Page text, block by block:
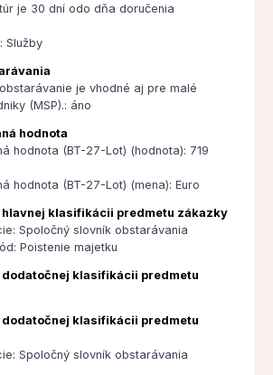
je 30 dní odo dňa doručenia
Služby
je vhodné aj pre malé
(MSP).: áno
hodnota
hodnota (BT-27-Lot) (hodnota): 719
hodnota (BT-27-Lot) (mena): Euro
hlavnej klasifikácii predmetu zákazky
Spoločný slovník obstarávania
Poistenie majetku
dodatočnej klasifikácii predmetu
dodatočnej klasifikácii predmetu
Spoločný slovník obstarávania